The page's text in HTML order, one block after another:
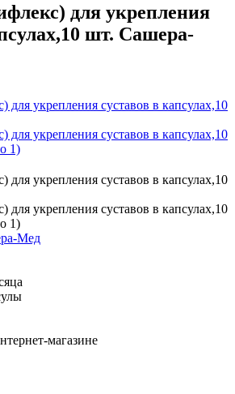
для укрепления
шт. Сашера-
Мед
магазине